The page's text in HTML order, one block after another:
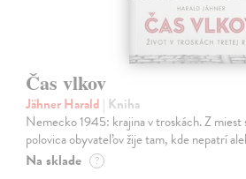
Čas vlkov
Jähner Harald | Kniha
Nemecko 1945: krajina v troskách. Z miest
polovica obyvateľov žije tam, kde nepatrí
Na sklade ?